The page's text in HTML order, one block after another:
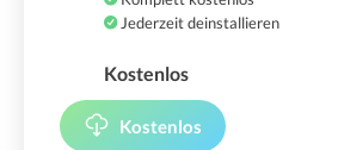
Jederzeit deinstallieren
Kostenlos
Kostenlos